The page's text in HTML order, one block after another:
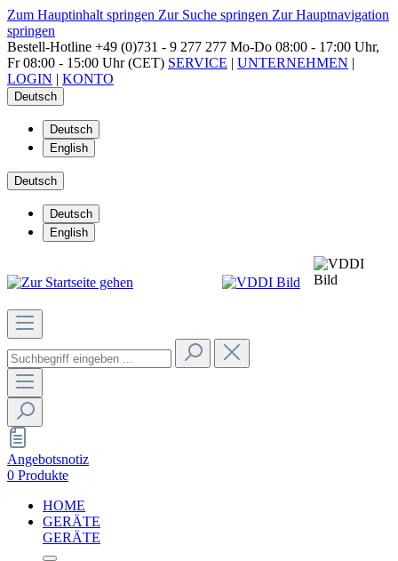
Zum Hauptinhalt springen Zur Suche springen Zur Hauptnavigation
springen
Bestell-Hotline +49 (0)731 - 9 277 277 Mo-Do 08:00 - 17:00 Uhr,
Fr 08:00 - 15:00 Uhr (CET) SERVICE | UNTERNEHMEN |
LOGIN | KONTO
Deutsch
Deutsch
English
Deutsch
Deutsch
English
Angebotsnotiz
0 Produkte
HOME
GERÄTE
GERÄTE